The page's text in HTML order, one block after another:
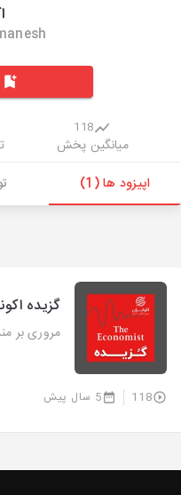
118
میانگین پخش
اپیزود ها (1)
گزیده
مروری بر
118 5 سال پیش